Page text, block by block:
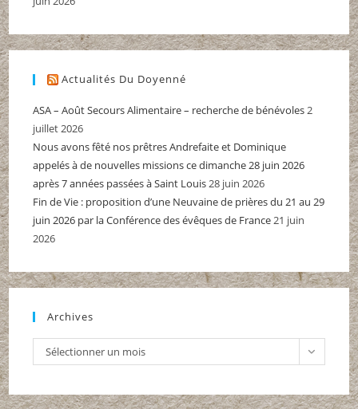
Actualités Du Doyenné
ASA – Août Secours Alimentaire – recherche de bénévoles2
juillet 2026
Nous avons fêté nos prêtres Andrefaite et Dominique
appelés à de nouvelles missions ce dimanche 28 juin 2026
après 7 années passées à Saint Louis28 juin 2026
Fin de Vie : proposition d’une Neuvaine de prières du 21 au 29
juin 2026 par la Conférence des évêques de France21 juin
2026
Archives
Archives
Sélectionner un mois